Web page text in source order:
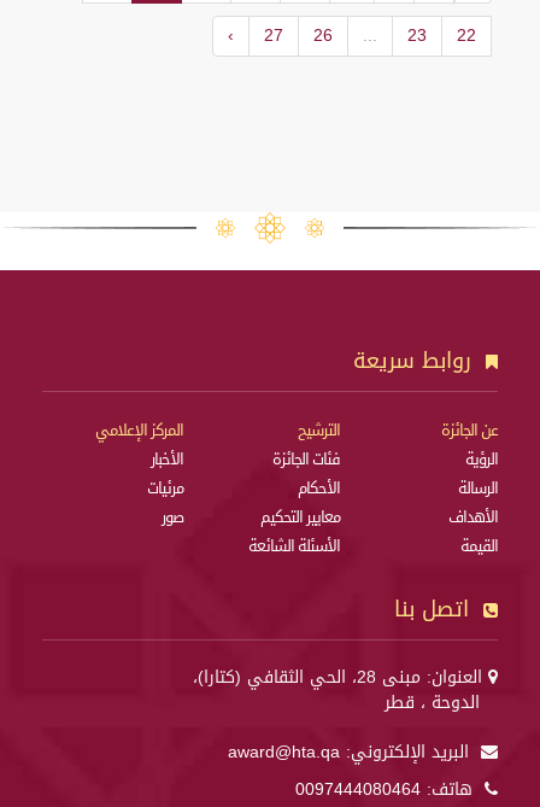
22
23
...
26
27
›
روابط سريعة
عن الجائزة
الرؤية
الرسالة
الأهداف
القيمة
الترشيح
فئات الجائزة
الأحكام
معايير التحكيم
الأسئلة الشائعة
المركز الإعلامي
الأخبار
مرئيات
صور
اتصل بنا
العنوان: مبنى 28، الحي الثقافي (كتارا)،
الدوحة ، قطر
البريد الإلكتروني: award@hta.qa
هاتف: 0097444080464